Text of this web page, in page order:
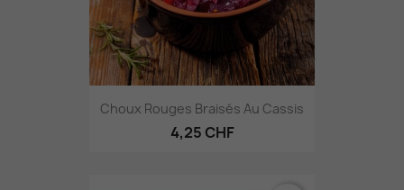
Choux Rouges Braisés Au Cassis
4,25 CHF